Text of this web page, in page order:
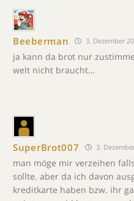
Beeberman 3. Dezember
ja kann da brot nur
welt nicht braucht…
SuperBrot007 3.
man möge mir verzeihen
sollte. aber da ich davon
kreditkarte haben bzw. ihr